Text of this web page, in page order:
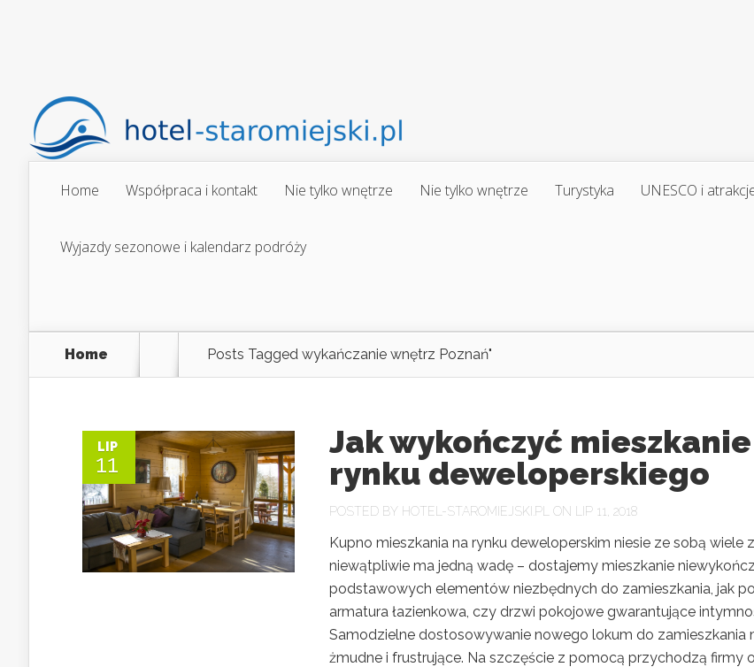
Home Współpraca i kontakt Nie tylko wnętrze Nie tylko wnętrze Turystyka UNESCO i
Wyjazdy sezonowe i kalendarz podróży
Home Posts Tagged wykańczanie wnętrz Poznań"
LIP
11
Jak wykończyć mieszkanie
rynku deweloperskiego
POSTED BY HOTEL-STAROMIEJSKI.PL ON LIP 11, 2018
Kupno mieszkania na rynku deweloperskim niesie ze sobą wiele
niewątpliwie ma jedną wadę – dostajemy mieszkanie
podstawowych elementów niezbędnych do zamieszkania, jak
armatura łazienkowa, czy drzwi pokojowe gwarantujące
Samodzielne dostosowywanie nowego lokum do zamieszkania
żmudne i frustrujące. Na szczęście z pomocą przychodzą firmy